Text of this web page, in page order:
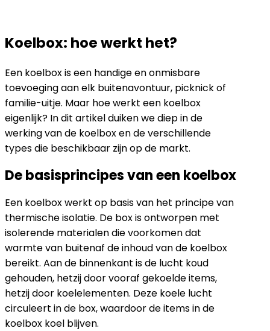
Koelbox: hoe werkt het?
Een koelbox is een handige en onmisbare
toevoeging aan elk buitenavontuur, picknick of
familie-uitje. Maar hoe werkt een koelbox
eigenlijk? In dit artikel duiken we diep in de
werking van de koelbox en de verschillende
types die beschikbaar zijn op de markt.
De basisprincipes van een koelbox
Een koelbox werkt op basis van het principe van
thermische isolatie. De box is ontworpen met
isolerende materialen die voorkomen dat
warmte van buitenaf de inhoud van de koelbox
bereikt. Aan de binnenkant is de lucht koud
gehouden, hetzij door vooraf gekoelde items,
hetzij door koelelementen. Deze koele lucht
circuleert in de box, waardoor de items in de
koelbox koel blijven.